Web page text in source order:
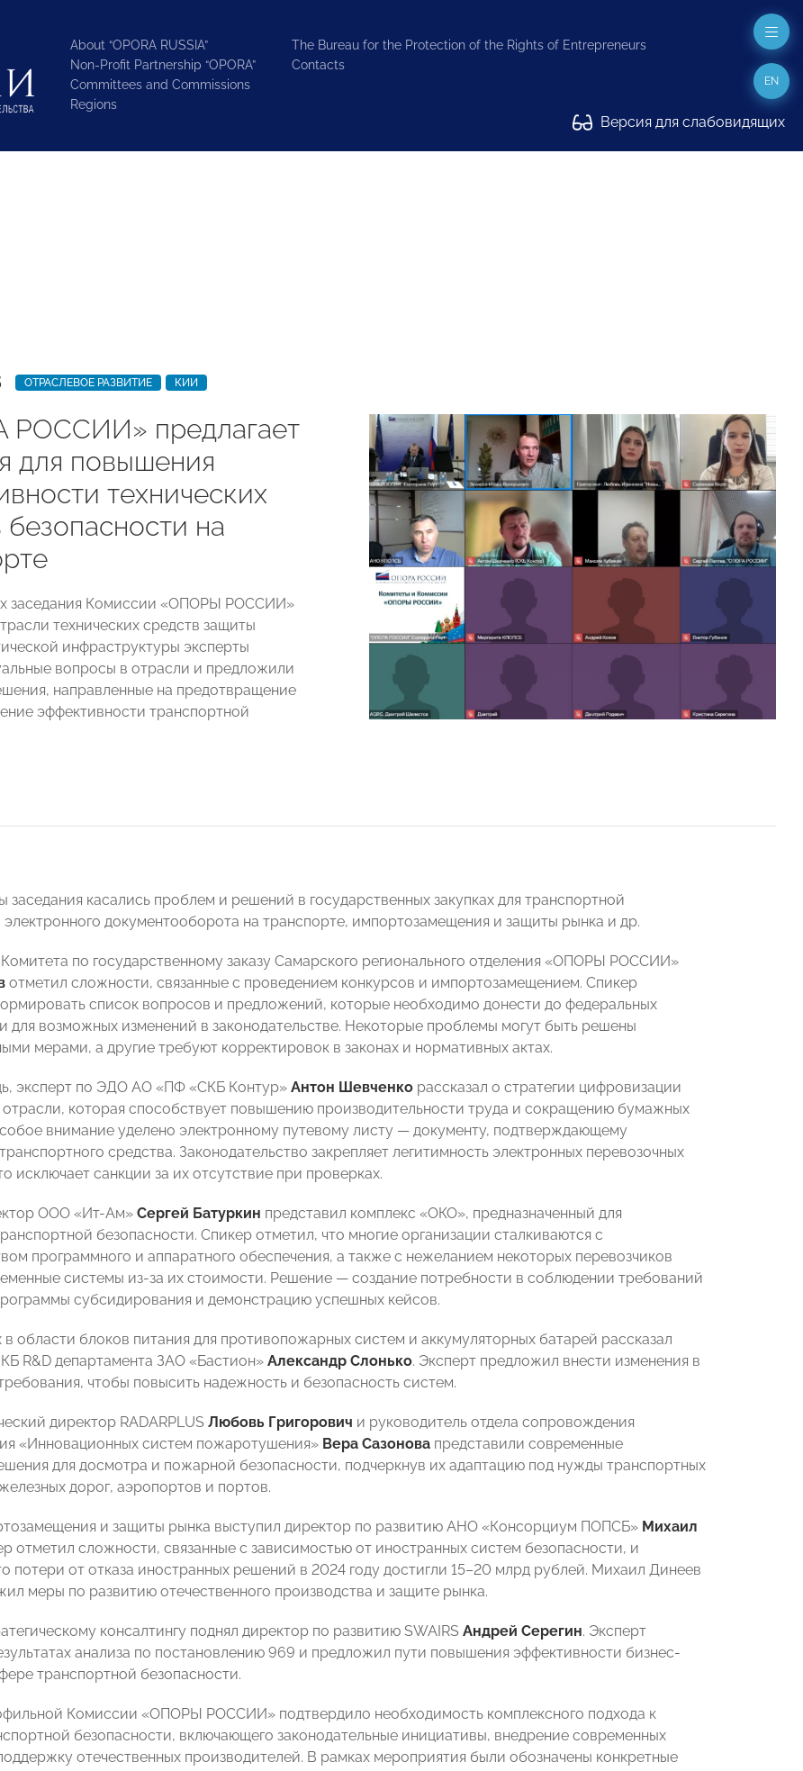
About “OPORA RUSSIA”
Non-Profit Partnership “OPORA”
Committees and Commissions
Regions
The Bureau for the Protection of the Rights of Entrepreneurs
Contacts
Версия для слабовидящих
EN
ОТРАСЛЕВОЕ РАЗВИТИЕ КИИ
РОССИИ» предлагает
для повышения
технических
безопасности на
заседания Комиссии «ОПОРЫ РОССИИ»
технических средств защиты
инфраструктуры эксперты
вопросы в отрасли и предложили
направленные на предотвращение
эффективности транспортной
заседания касались проблем и решений в государственных закупках для транспортной
электронного документооборота на транспорте, импортозамещения и защиты рынка и др.
по государственному заказу Самарского регионального отделения «ОПОРЫ РОССИИ»
отметил сложности, связанные с проведением конкурсов и импортозамещением. Спикер
список вопросов и предложений, которые необходимо донести до федеральных
для возможных изменений в законодательстве. Некоторые проблемы могут быть решены
мерами, а другие требуют корректировок в законах и нормативных актах.
эксперт по ЭДО АО «ПФ «СКБ Контур» Антон Шевченко рассказал о стратегии цифровизации
которая способствует повышению производительности труда и сокращению бумажных
внимание уделено электронному путевому листу — документу, подтверждающему
средства. Законодательство закрепляет легитимность электронных перевозочных
исключает санкции за их отсутствие при проверках.
ООО «Ит-Ам» Сергей Батуркин представил комплекс «ОКО», предназначенный для
безопасности. Спикер отметил, что многие организации сталкиваются с
программного и аппаратного обеспечения, а также с нежеланием некоторых перевозчиков
системы из-за их стоимости. Решение — создание потребности в соблюдении требований
субсидирования и демонстрацию успешных кейсов.
в области блоков питания для противопожарных систем и аккумуляторных батарей рассказал
R&D департамента ЗАО «Бастион» Александр Слонько. Эксперт предложил внести изменения в
чтобы повысить надежность и безопасность систем.
директор RADARPLUS Любовь Григорович и руководитель отдела сопровождения
«Инновационных систем пожаротушения» Вера Сазонова представили современные
для досмотра и пожарной безопасности, подчеркнув их адаптацию под нужды транспортных
дорог, аэропортов и портов.
и защиты рынка выступил директор по развитию АНО «Консорциум ПОПСБ» Михаил
отметил сложности, связанные с зависимостью от иностранных систем безопасности, и
потери от отказа иностранных решений в 2024 году достигли 15–20 млрд рублей. Михаил Динеев
меры по развитию отечественного производства и защите рынка.
консалтингу поднял директор по развитию SWAIRS Андрей Серегин. Эксперт
анализа по постановлению 969 и предложил пути повышения эффективности бизнес-
транспортной безопасности.
Комиссии «ОПОРЫ РОССИИ» подтвердило необходимость комплексного подхода к
безопасности, включающего законодательные инициативы, внедрение современных
отечественных производителей. В рамках мероприятия были обозначены конкретные